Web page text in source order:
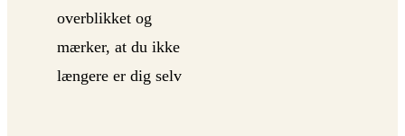
overblikket og
mærker, at du ikke
længere er dig selv